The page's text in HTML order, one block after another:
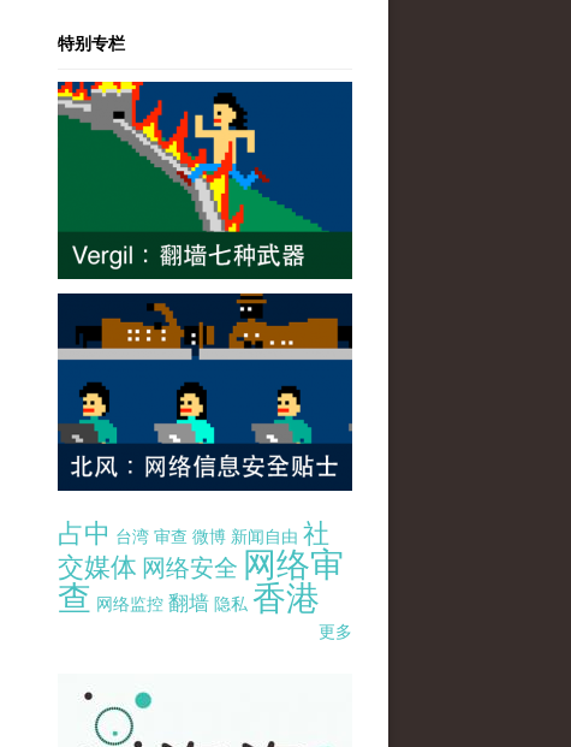
特别专栏
占中 台湾 审查 微博 新闻自由 社
交媒体 网络安全 网络审
查 网络监控 翻墙 隐私 香港
更多
pao-pao-banner-mirror-site-120814.jpg